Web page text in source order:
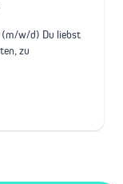
(m/w/d) Du liebst
zu